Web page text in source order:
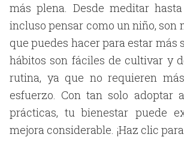
más plena. Desde meditar
incluso pensar como un niño, son
que puedes hacer para estar más
hábitos son fáciles de cultivar y
rutina, ya que no requieren
esfuerzo. Con tan solo adoptar
prácticas, tu bienestar puede
mejora considerable. ¡Haz clic